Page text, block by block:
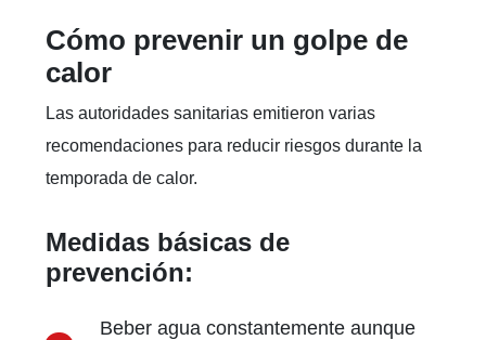
Cómo prevenir un golpe de
calor
Las autoridades sanitarias emitieron varias
recomendaciones para reducir riesgos durante la
temporada de calor.
Medidas básicas de
prevención:
Beber agua constantemente aunque